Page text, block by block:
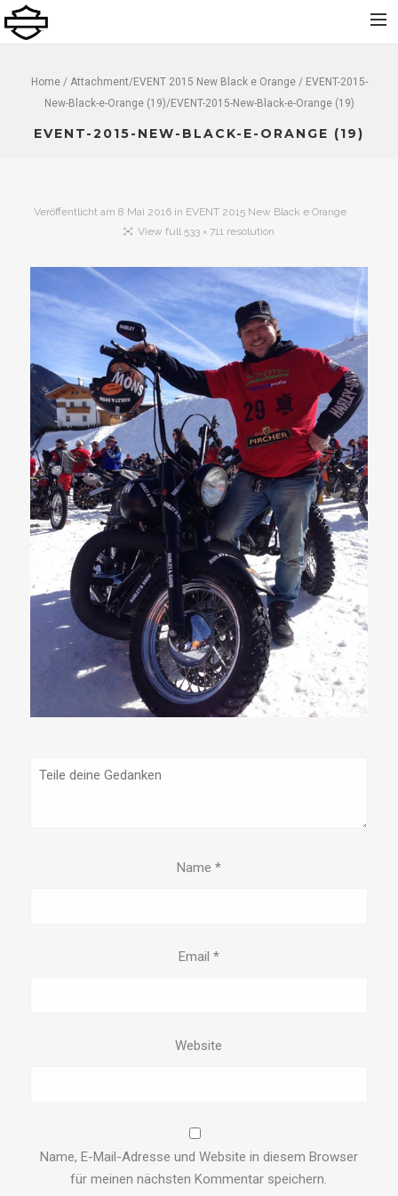
Über uns
Neu
Kontakt
Dolomiti Chapter
Home/ Attachment/EVENT 2015 New Black e Orange/ EVENT-2015-
New-Black-e-Orange (19)/EVENT-2015-New-Black-e-Orange (19)
EVENT-2015-NEW-BLACK-E-ORANGE (19)
Veröffentlicht am 8 Mai 2016in EVENT 2015 New Black e Orange
View full 533 × 711 resolution
Name *
Email *
Website
Name, E-Mail-Adresse und Website in diesem Browser
für meinen nächsten Kommentar speichern.